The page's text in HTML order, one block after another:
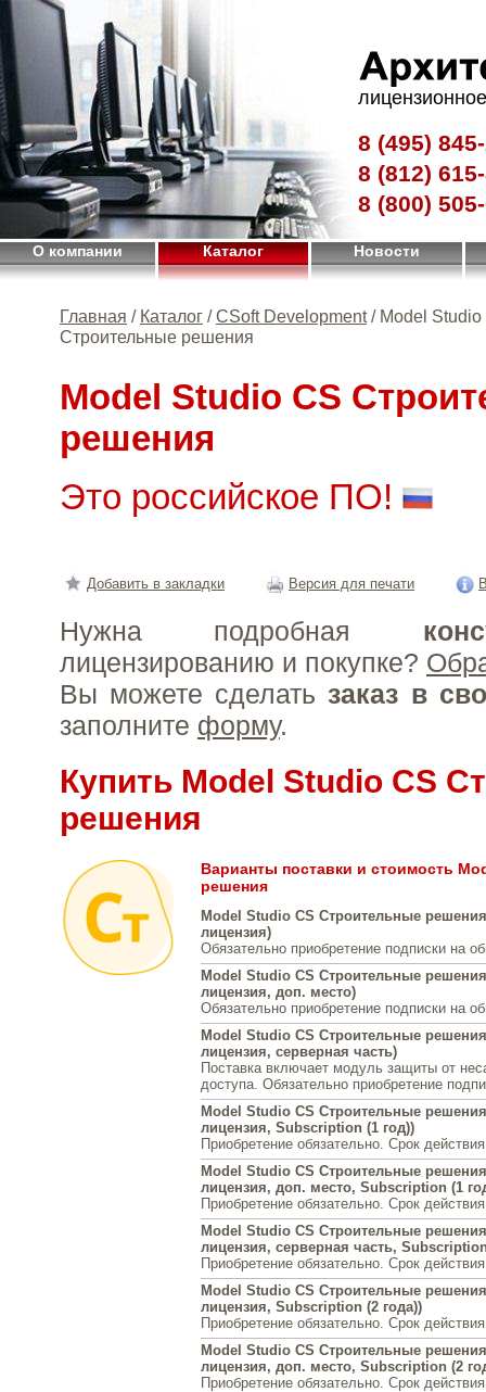
8 (495)
8 (812)
8 (800)
О компании Каталог Новости
Главная / Каталог /CSoft Development/ Model Studio
Строительные решения
Model Studio CS
решения
Это российское ПО!
Добавить в закладки Версия для печати
Нужна подробная
лицензированию и покупке?
Вы можете сделать заказ в
заполните форму.
Купить Model Studio CS
решения
Варианты поставки и стоимость
решения
Model Studio CS Строительные
лицензия)
Обязательно приобретение подписки на
Model Studio CS Строительные
лицензия, доп. место)
Обязательно приобретение подписки на
Model Studio CS Строительные
лицензия, серверная часть)
Поставка включает модуль защиты от
доступа. Обязательно приобретение
Model Studio CS Строительные
лицензия, Subscription (1 год))
Приобретение обязательно. Срок
Model Studio CS Строительные
лицензия, доп. место, Subscription (1
Приобретение обязательно. Срок
Model Studio CS Строительные
лицензия, серверная часть,
Приобретение обязательно. Срок
Model Studio CS Строительные
лицензия, Subscription (2 года))
Приобретение обязательно. Срок
Model Studio CS Строительные
лицензия, доп. место, Subscription (2
Приобретение обязательно. Срок